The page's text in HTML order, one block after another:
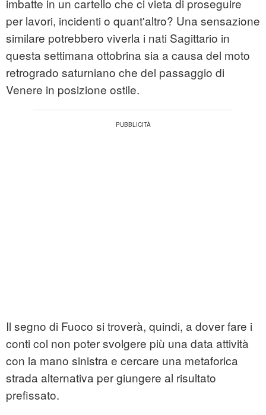
imbatte in un cartello che ci vieta di proseguire
per lavori, incidenti o quant'altro? Una sensazione
similare potrebbero viverla i nati Sagittario in
questa settimana ottobrina sia a causa del moto
retrogrado saturniano che del passaggio di
Venere in posizione ostile.
Il segno di Fuoco si troverà, quindi, a dover fare i
conti col non poter svolgere più una data attività
con la mano sinistra e cercare una metaforica
strada alternativa per giungere al risultato
prefissato.